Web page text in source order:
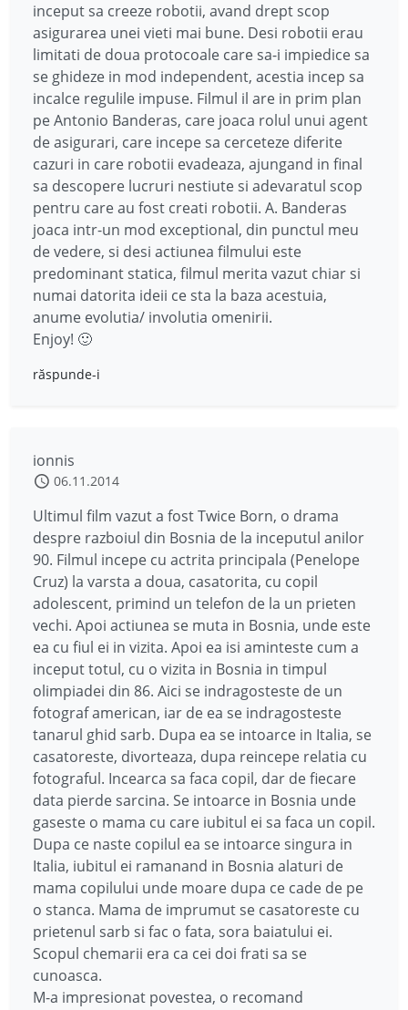
inceput sa creeze robotii, avand drept scop
asigurarea unei vieti mai bune. Desi robotii erau
limitati de doua protocoale care sa-i impiedice sa
se ghideze in mod independent, acestia incep sa
incalce regulile impuse. Filmul il are in prim plan
pe Antonio Banderas, care joaca rolul unui agent
de asigurari, care incepe sa cerceteze diferite
cazuri in care robotii evadeaza, ajungand in final
sa descopere lucruri nestiute si adevaratul scop
pentru care au fost creati robotii. A. Banderas
joaca intr-un mod exceptional, din punctul meu
de vedere, si desi actiunea filmului este
predominant statica, filmul merita vazut chiar si
numai datorita ideii ce sta la baza acestuia,
anume evolutia/ involutia omenirii.
Enjoy! 🙂
răspunde-i
ionnis
06.11.2014
Ultimul film vazut a fost Twice Born, o drama
despre razboiul din Bosnia de la inceputul anilor
90. Filmul incepe cu actrita principala (Penelope
Cruz) la varsta a doua, casatorita, cu copil
adolescent, primind un telefon de la un prieten
vechi. Apoi actiunea se muta in Bosnia, unde este
ea cu fiul ei in vizita. Apoi ea isi aminteste cum a
inceput totul, cu o vizita in Bosnia in timpul
olimpiadei din 86. Aici se indragosteste de un
fotograf american, iar de ea se indragosteste
tanarul ghid sarb. Dupa ea se intoarce in Italia, se
casatoreste, divorteaza, dupa reincepe relatia cu
fotograful. Incearca sa faca copil, dar de fiecare
data pierde sarcina. Se intoarce in Bosnia unde
gaseste o mama cu care iubitul ei sa faca un copil.
Dupa ce naste copilul ea se intoarce singura in
Italia, iubitul ei ramanand in Bosnia alaturi de
mama copilului unde moare dupa ce cade de pe
o stanca. Mama de imprumut se casatoreste cu
prietenul sarb si fac o fata, sora baiatului ei.
Scopul chemarii era ca cei doi frati sa se
cunoasca.
M-a impresionat povestea, o recomand